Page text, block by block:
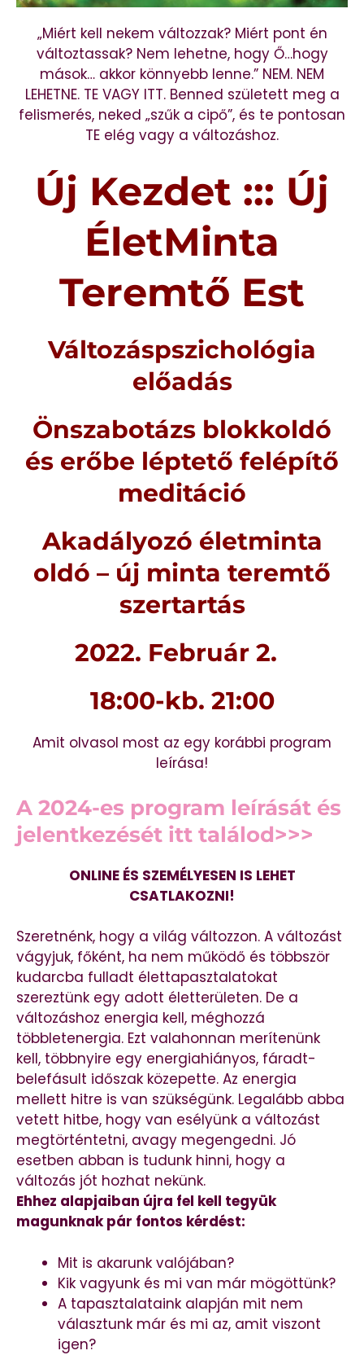
„Miért kell nekem változzak? Miért pont én
változtassak? Nem lehetne, hogy Ő…hogy
mások… akkor könnyebb lenne.” NEM. NEM
LEHETNE. TE VAGY ITT. Benned született meg a
felismerés, neked „szűk a cipő”, és te pontosan
TE elég vagy a változáshoz.
Új Kezdet ::: Új
ÉletMinta
Teremtő Est
Változáspszichológia
előadás
Önszabotázs blokkoldó
és erőbe léptető felépítő
meditáció
Akadályozó életminta
oldó – új minta teremtő
szertartás
2022. Február 2.
18:00-kb. 21:00
Amit olvasol most az egy korábbi program
leírása!
A 2024-es program leírását és
jelentkezését itt találod>>>
ONLINE ÉS SZEMÉLYESEN IS LEHET
CSATLAKOZNI!
Szeretnénk, hogy a világ változzon. A változást
vágyjuk, főként, ha nem működő és többször
kudarcba fulladt élettapasztalatokat
szereztünk egy adott életterületen. De a
változáshoz energia kell, méghozzá
többletenergia. Ezt valahonnan merítenünk
kell, többnyire egy energiahiányos, fáradt-
belefásult időszak közepette. Az energia
mellett hitre is van szükségünk. Legalább abba
vetett hitbe, hogy van esélyünk a változást
megtörténtetni, avagy megengedni. Jó
esetben abban is tudunk hinni, hogy a
változás jót hozhat nekünk.
Ehhez alapjaiban újra fel kell tegyük
magunknak pár fontos kérdést:
Mit is akarunk valójában?
Kik vagyunk és mi van már mögöttünk?
A tapasztalataink alapján mit nem
választunk már és mi az, amit viszont
igen?